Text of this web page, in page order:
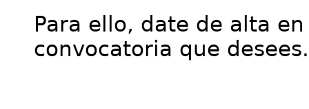
Para ello, date de alta
convocatoria que desees.